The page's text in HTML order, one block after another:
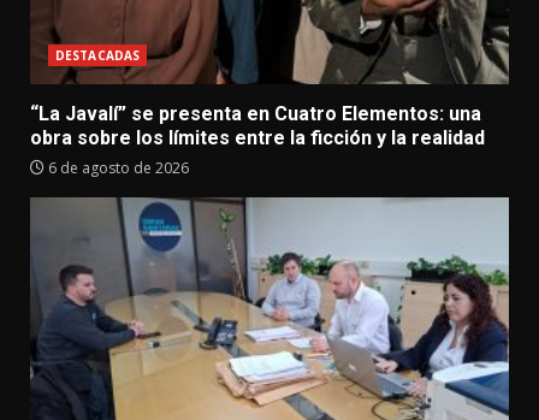
DESTACADAS
“La Javalí” se presenta en Cuatro Elementos: una
obra sobre los límites entre la ficción y la realidad
6 de agosto de 2026